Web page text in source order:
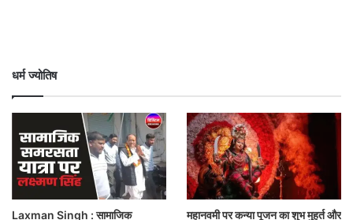
धर्म ज्योतिष
Laxman Singh : सामाजिक
महानवमी पर कन्या पूजन का शुभ मुहूर्त और